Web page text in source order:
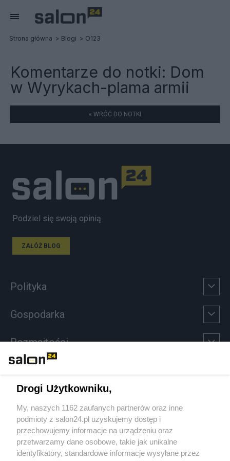
Strona główna Blogi O123
Komentarze do notki: Dom
w Wyrykach-plama armii
« WRÓĆ DO NOTKI
Podziel się swoją opinią
ZAŁÓŻ BLOG
Polityka
Gospodarka
Rozmaitości
Sport
Społeczeństwo
Kultura
Drogi Użytkowniku,
My, naszych 1162 zaufanych partnerów oraz inne
podmioty z salon24.pl uzyskujemy dostęp i
przechowujemy informacje na urządzeniu oraz
przetwarzamy dane osobowe, takie jak unikalne
identyfikatory, standardowe informacje wysyłane przez